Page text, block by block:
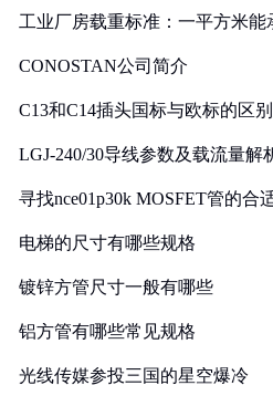
工业厂房载重标准：一平方米能
CONOSTAN公司简介
C13和C14插头国标与欧标的区
LGJ-240/30导线参数及载流量解
寻找nce01p30k MOSFET管的合
电梯的尺寸有哪些规格
镀锌方管尺寸一般有哪些
铝方管有哪些常见规格
光线传媒参投三国的星空爆冷